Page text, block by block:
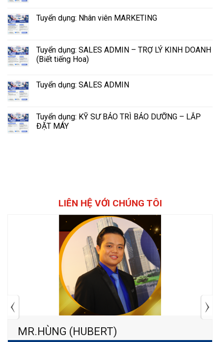
Tuyển dụng: Nhân viên MARKETING
Tuyển dụng: SALES ADMIN – TRỢ LÝ KINH DOANH
(Biết tiếng Hoa)
Tuyển dụng: SALES ADMIN
Tuyển dụng: KỸ SƯ BẢO TRÌ BẢO DƯỠNG – LẮP
ĐẶT MÁY
LIÊN HỆ VỚI CHÚNG TÔI
MR.HÙNG (HUBERT)